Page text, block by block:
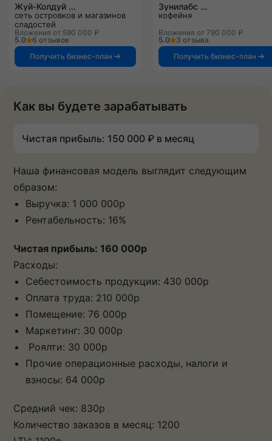
Жуй-Колдуй
сеть островков и магазинов
сладостей
Вложения от 590 000 ₽
5.0
6 отзывов
Получить бизнес-план
Зунилабс
кофейня
Вложения от 790 000 ₽
5.0
3 отзыва
Получить бизнес-план
Как вы будете зарабатывать
Чистая прибыль: 150 000 ₽ в месяц
Наша финансовая модель выглядит следующим
образом:
Выручка: 1 000 000р
Рентабельность: 16%
Чистая прибыль: 160 000р
Расходы:
Себестоимость продукции: 430 000р
Оплата труда: 210 000р
Помещение: 76 000р
Маркетинг: 30 000р
Роялти: 30 000р
Прочие операционные расходы, налоги и
взносы: 64 000р
Средний чек: 830р
Количество заказов в месяц: 1200